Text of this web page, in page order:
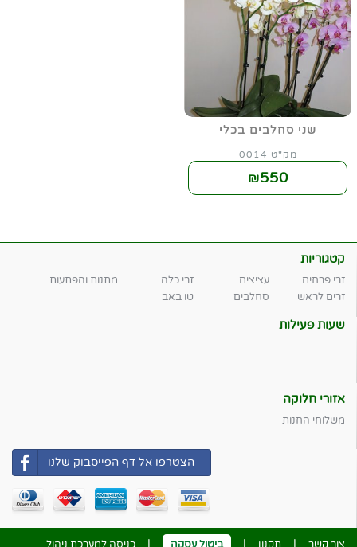
שני סחלבים בכלי
מק"ט 0014
₪550
קטגוריות
זרי פרחים עציצים זרי כלה
מתנות והפתעות
זרים לראש
סחלבים טו באב
שעות פעילות
אזורי חלוקה
משלוחי החנות
הצטרפו אל דף הפייסבוק שלנו
|
|
|